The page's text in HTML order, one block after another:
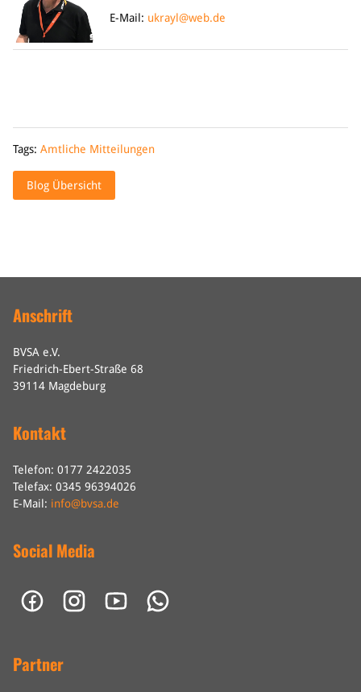
E-Mail: ukrayl@web.de
Tags: Amtliche Mitteilungen
Blog Übersicht
Anschrift
BVSA e.V.
Friedrich-Ebert-Straße 68
39114 Magdeburg
Kontakt
Telefon: 0177 2422035
Telefax: 0345 96394026
E-Mail: info@bvsa.de
Social Media
Partner